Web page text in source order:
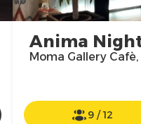
Anima
Moma Gallery
9 /12